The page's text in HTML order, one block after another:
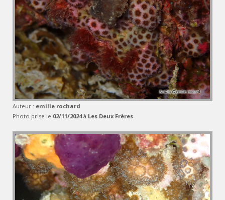
Auteur : emilie rochard
Photo prise le 02/11/2024à Les Deux Frères